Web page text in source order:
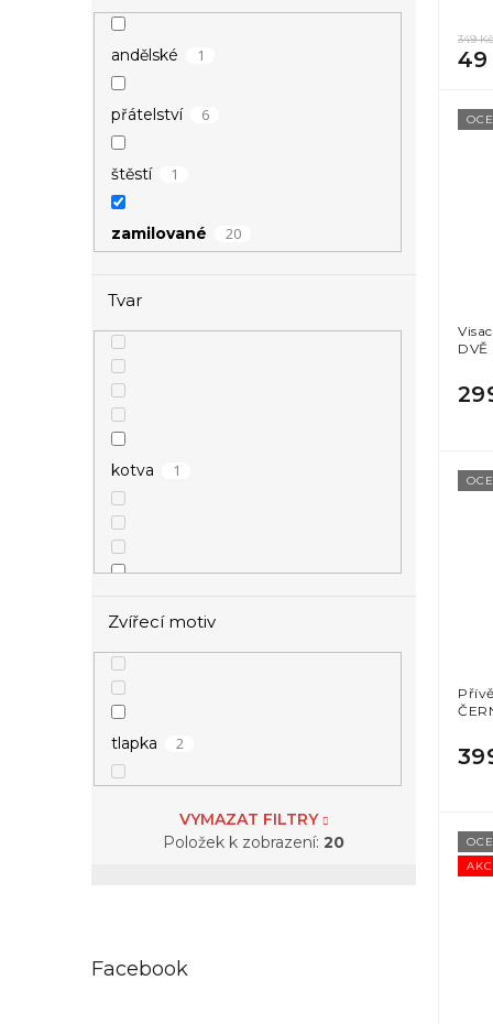
andělské 1
přátelství 6
štěstí 1
zamilované 20
Tvar
kotva 1
Zvířecí motiv
tlapka 2
VYMAZAT FILTRY
Položek k zobrazení: 20
Facebook
349 Kč
49
DVĚ